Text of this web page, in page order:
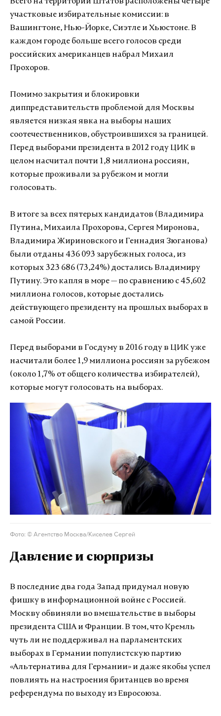
участковые избирательные комиссии: в
Вашингтоне, Нью-Йорке, Сиэтле и Хьюстоне. В
каждом городе больше всего голосов среди
российских американцев набрал Михаил
Прохоров.
Помимо закрытия и блокировки
диппредставительств проблемой для Москвы
является низкая явка на выборы наших
соотечественников, обустроившихся за границей.
Перед выборами президента в 2012 году ЦИК в
целом насчитал почти 1,8 миллиона россиян,
которые проживали за рубежом и могли
голосовать.
В итоге за всех пятерых кандидатов (Владимира
Путина, Михаила Прохорова, Сергея Миронова,
Владимира Жириновского и Геннадия Зюганова)
были отданы 436 093 зарубежных голоса, из
которых 323 686 (73,24%) достались Владимиру
Путину. Это капля в море — по сравнению с 45,602
миллиона голосов, которые достались
действующего президенту на прошлых выборах в
самой России.
Перед выборами в Госдуму в 2016 году в ЦИК уже
насчитали более 1,9 миллиона россиян за рубежом
(около 1,7% от общего количества избирателей),
которые могут голосовать на выборах.
Фото: © Агентство Москва/Киселев Сергей
Давление и сюрпризы
В последние два года Запад придумал новую
фишку в информационной войне с Россией.
Москву обвиняли во вмешательстве в выборы
президента США и Франции. В том, что Кремль
чуть ли не поддерживал на парламентских
выборах в Германии популистскую партию
«Альтернатива для Германии» и даже якобы успел
повлиять на настроения британцев во время
референдума по выходу из Евросоюза.